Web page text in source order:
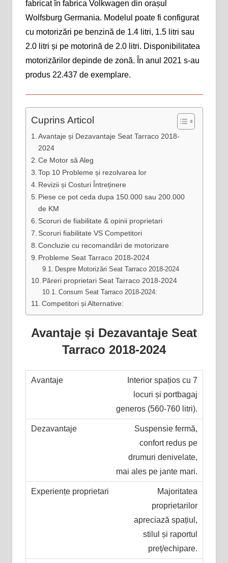
fabricat în fabrica Volkwagen din orașul
Wolfsburg Germania. Modelul poate fi configurat
cu motorizări pe benzină de 1.4 litri, 1.5 litri sau
2.0 litri și pe motorină de 2.0 litri. Disponibilitatea
motorizărilor depinde de zonă. În anul 2021 s-au
produs 22.437 de exemplare.
Cuprins Articol
Avantaje și Dezavantaje Seat Tarraco 2018-
2024
Ce Motor să Aleg
Top 10 Probleme și rezolvarea lor
Revizii și Costuri Întreținere
Piese ce pot ceda dupa 150.000 sau 200.000
de KM
Scoruri de fiabilitate & opinii proprietari
Scoruri fiabilitate VS Competitori
Concluzie cu recomandări de motorizare
Probleme Seat Tarraco 2018-2024
Despre Motorizări Seat Tarraco 2018-2024
Păreri proprietari Seat Tarraco 2018-2024
Consum Seat Tarraco 2018-2024:
Competitori și Alternative:
Avantaje și Dezavantaje Seat
Tarraco 2018-2024
Interior spațios cu 7
locuri și portbagaj
generos (560-760 litri).
Suspensie fermă,
confort redus pe
drumuri denivelate,
mai ales pe jante mari.
Majoritatea
proprietarilor
apreciază spațiul,
stilul și raportul
preț/echipare.